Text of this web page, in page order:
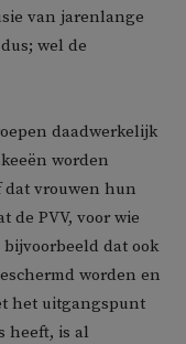
van jarenlange
wel de
daadwerkelijk
worden
dat vrouwen hun
de PVV, voor wie
dat ook
worden en
het uitgangspunt
heeft, is al